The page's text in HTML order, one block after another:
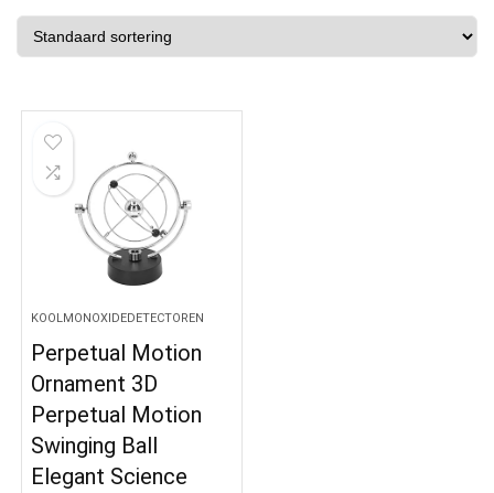
KOOLMONOXIDEDETECTOREN
Perpetual Motion
Ornament 3D
Perpetual Motion
Swinging Ball
Elegant Science